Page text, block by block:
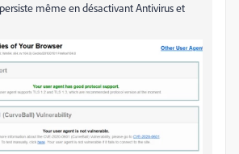
même en désactivant Antivirus et